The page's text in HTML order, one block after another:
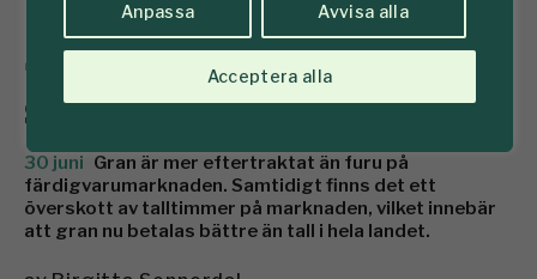
Anpassa Avvisa alla
Acceptera alla
Sågverk på sparlåga
sänker timmerpris
30 juni Gran är mer eftertraktat än furu på
färdigvarumarknaden. Samtidigt finns det ett
överskott av talltimmer på marknaden, vilket innebär
att gran nu betalas bättre än tall i hela landet.